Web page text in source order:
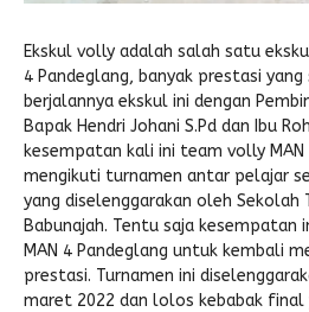
Login Anggota
Buku Tamu
Pendaftaran Anggota
Peminjaman Mandiri
Pengembalian Mandiri
Katalog Buku
Buku Digital
Lokasi Baca
Statistik Pengunjung
LINK LITERATUR
Kitab Asli
Ekskul volly adalah salah satu
4 Pandeglang, banyak prestasi
berjalannya ekskul ini dengan
Bapak Hendri Johani S.Pd dan Ibu
kesempatan kali ini team volly
mengikuti turnamen antar pelajar
yang diselenggarakan oleh Sekolah
Babunajah. Tentu saja
MAN 4 Pandeglang untuk kembali
prestasi. Turnamen ini
maret 2022 dan lolos kebabak final